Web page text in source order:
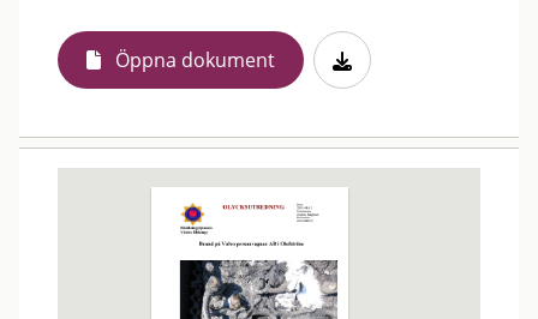
Öppna dokument